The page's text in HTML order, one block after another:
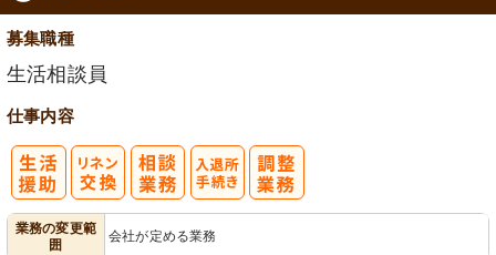
募集職種
生活相談員
仕事内容
業務の変更範
囲
会社が定める業務